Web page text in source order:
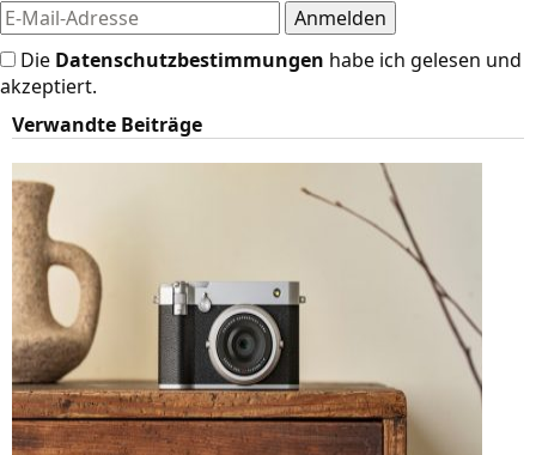
Die Datenschutzbestimmungen habe ich gelesen und
akzeptiert.
Verwandte Beiträge